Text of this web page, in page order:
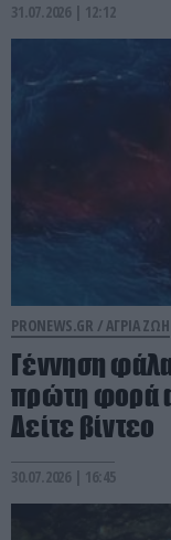
31.07.2026 | 12:12
PRONEWS.GR /ΑΓΡΙΑ ΖΩΗ
Γέννηση
πρώτη φορά
Δείτε βίντεο
30.07.2026 | 16:45